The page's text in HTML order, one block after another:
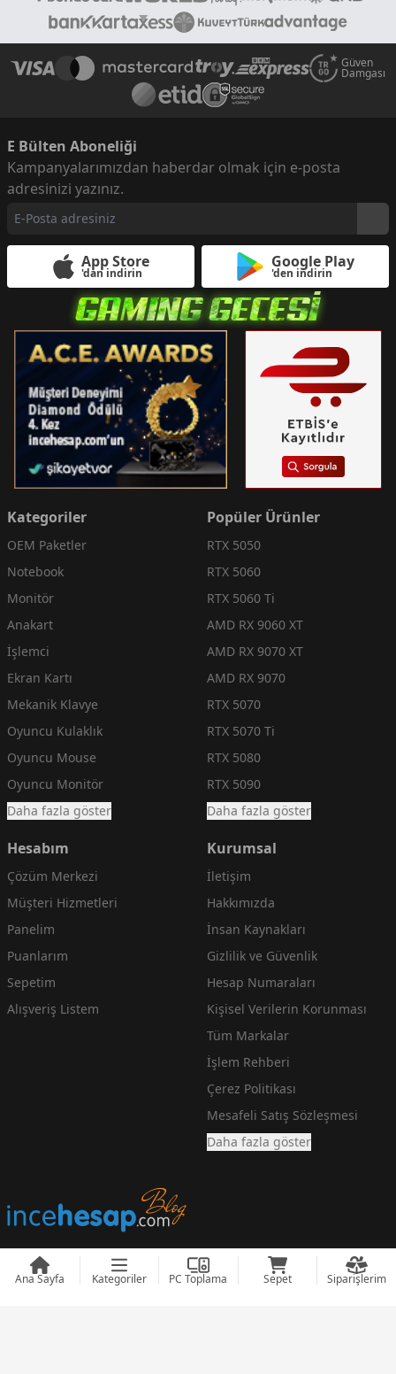
Ana Sayfa Kategoriler PC Toplama Sepet Siparişlerim
Güven
Damgası
E Bülten Aboneliği
Kampanyalarımızdan haberdar olmak için e-posta
adresinizi yazınız.
App Store
'dan indirin
Google Play
'den indirin
Kategoriler
OEM Paketler
Notebook
Monitör
Anakart
İşlemci
Ekran Kartı
Mekanik Klavye
Oyuncu Kulaklık
Oyuncu Mouse
Oyuncu Monitör
Daha fazla göster
Popüler Ürünler
RTX 5050
RTX 5060
RTX 5060 Ti
AMD RX 9060 XT
AMD RX 9070 XT
AMD RX 9070
RTX 5070
RTX 5070 Ti
RTX 5080
RTX 5090
Daha fazla göster
Hesabım
Çözüm Merkezi
Müşteri Hizmetleri
Panelim
Puanlarım
Sepetim
Alışveriş Listem
Kurumsal
İletişim
Hakkımızda
İnsan Kaynakları
Gizlilik ve Güvenlik
Hesap Numaraları
Kişisel Verilerin Korunması
Tüm Markalar
İşlem Rehberi
Çerez Politikası
Mesafeli Satış Sözleşmesi
Daha fazla göster